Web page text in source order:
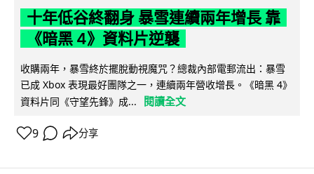
十年低谷終翻身 暴雪連續兩年增長 靠
《暗黑 4》資料片逆襲
收購兩年，暴雪終於擺脫動視魔咒？總裁內部電郵流出：暴雪
已成 Xbox 表現最好團隊之一，連續兩年營收增長。《暗黑 4》
資料片同《守望先鋒》成...
閱讀全文
9 分享